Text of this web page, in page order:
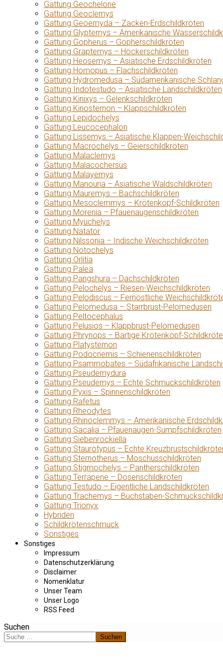
Gattung Geochelone
Gattung Geoclemys
Gattung Geoemyda – Zacken-Erdschildkröten
Gattung Glyptemys – Amerikanische
Gattung Gopherus – Gopherschildkröten
Gattung Graptemys – Höckerschildkröten
Gattung Heosemys – Asiatische Erdschildkröten
Gattung Homopus – Flachschildkröten
Gattung Hydromedusa – Südamerikanische
Gattung Indotestudo – Asiatische Landschildkröten
Gattung Kinixys – Gelenkschildkröten
Gattung Kinosternon – Klappschildkröten
Gattung Lepidochelys
Gattung Leucocephalon
Gattung Lissemys – Asiatische Klappen-
Gattung Macrochelys – Geierschildkröten
Gattung Malaclemys
Gattung Malacochersus
Gattung Malayemys
Gattung Manouria – Asiatische Waldschildkröten
Gattung Mauremys – Bachschildkröten
Gattung Mesoclemmys – Krötenkopf-Schildkröten
Gattung Morenia – Pfauenaugenschildkröten
Gattung Myuchelys
Gattung Natator
Gattung Nilssonia – Indische Weichschildkröten
Gattung Notochelys
Gattung Orlitia
Gattung Palea
Gattung Pangshura – Dachschildkröten
Gattung Pelochelys – Riesen-Weichschildkröten
Gattung Pelodiscus – Fernöstliche
Gattung Pelomedusa – Starrbrust-Pelomedusen
Gattung Peltocephalus
Gattung Pelusios – Klappbrust-Pelomedusen
Gattung Phrynops – Bärtige Krötenkopf-
Gattung Platysternon
Gattung Podocnemis – Schienenschildkröten
Gattung Psammobates – Südafrikanische
Gattung Pseudemydura
Gattung Pseudemys – Echte Schmuckschildkröten
Gattung Pyxis – Spinnenschildkröten
Gattung Rafetus
Gattung Rheodytes
Gattung Rhinoclemmys – Amerikanische
Gattung Sacalia – Pfauenaugen-Sumpfschildkröten
Gattung Siebenrockiella
Gattung Staurotypus – Echte
Gattung Sternotherus – Moschusschildkröten
Gattung Stigmochelys – Pantherschildkröten
Gattung Terrapene – Dosenschildkröten
Gattung Testudo – Eigentliche Landschildkröten
Gattung Trachemys – Buchstaben-
Gattung Trionyx
Hybriden
Schildkrötenschmuck
Sonstiges
Sonstiges
Impressum
Datenschutzerklärung
Disclaimer
Nomenklatur
Unser Team
Unser Logo
RSS Feed
Suchen
Suchen